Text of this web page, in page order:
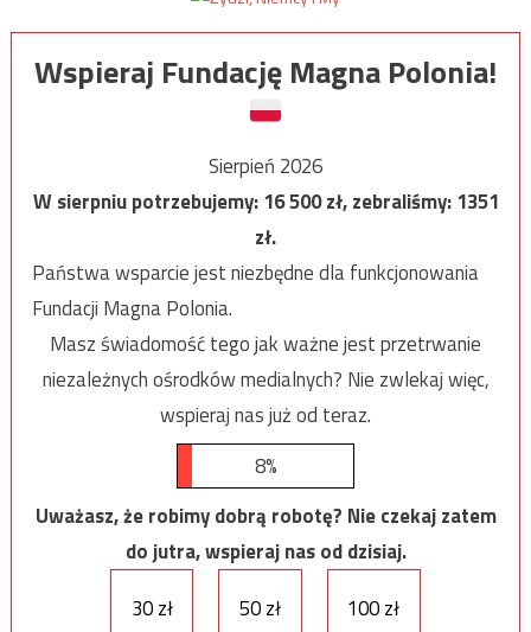
Wspieraj Fundację Magna Polonia!
Sierpień 2026
W sierpniu potrzebujemy:16 500zł, zebraliśmy:1351
zł.
Państwa wsparcie jest niezbędne dla funkcjonowania
Fundacji Magna Polonia.
Masz świadomość tego jak ważne jest przetrwanie
niezależnych ośrodków medialnych? Nie zwlekaj więc,
wspieraj nas już od teraz.
8%
Uważasz, że robimy dobrą robotę? Nie czekaj zatem
do jutra, wspieraj nas od dzisiaj.
30 zł
50 zł 100 zł